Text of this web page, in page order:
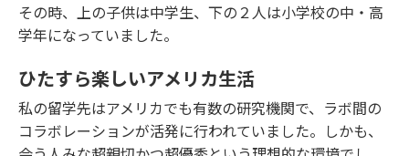
その時、上の子供は中学生、下の２人は小学校の中・高
学年になっていました。
ひたすら楽しいアメリカ生活
私の留学先はアメリカでも有数の研究機関で、ラボ間の
コラボレーションが活発に行われていました。しかも、